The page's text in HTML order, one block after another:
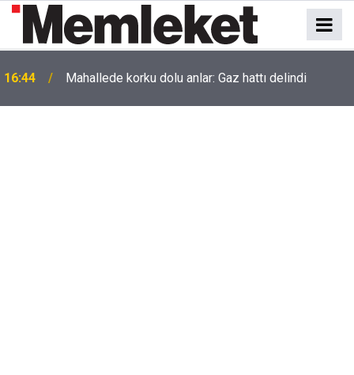
16:44 Mahallede korku dolu anlar: Gaz hattı delindi